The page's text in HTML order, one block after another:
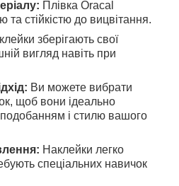
Плівка Oracal
та стійкістю до вицвітання.
зберігають свої
вигляд навіть при
Ви можете вибрати
щоб вони ідеально
і стилю вашого
Наклейки легко
спеціальних навичок